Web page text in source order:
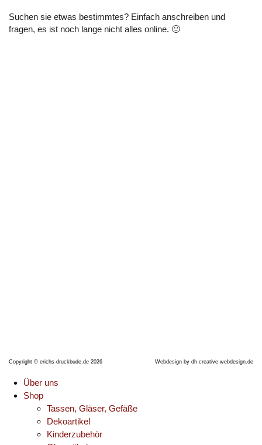
Suchen sie etwas bestimmtes? Einfach anschreiben und
fragen, es ist noch lange nicht alles online. 🙂
Copyright © erichs-druckbude.de 2026 Webdesign by dh-creative-webdesign.de
Über uns
Shop
Tassen, Gläser, Gefäße
Dekoartikel
Kinderzubehör